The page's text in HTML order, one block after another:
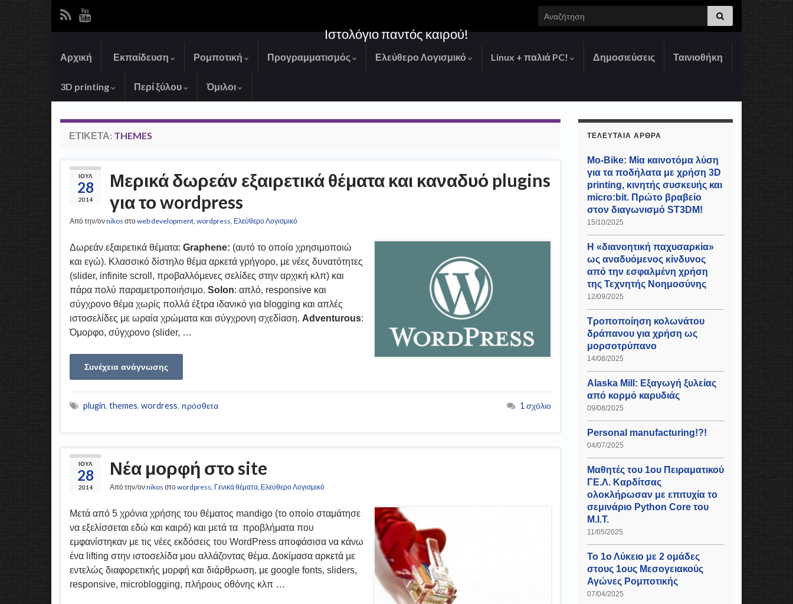
Search for:
Ιστολόγιο παντός καιρού!
Αρχική Εκπαίδευση Ρομποτική Προγραμματισμός Ελεύθερο Λογισμικό Linux + παλιά PC! Δημοσιεύσεις Ταινιοθήκη
3D printing Περί ξύλου Όμιλοι
ΕΤΙΚΈΤΑ: THEMES
ΙΟΎΛ
28
2014
Μερικά δωρεάν εξαιρετικά θέματα και καναδυό plugins
για το wordpress
Από την/ονnikos στοweb development, wordpress, Ελεύθερο Λογισμικό
Δωρεάν εξαιρετικά θέματα: Graphene: (αυτό το οποίο χρησιμοποιώ
και εγώ). Κλασσικό δίστηλο θέμα αρκετά γρήγορο, με νέες δυνατότητες
(slider, infinite scroll, προβαλλόμενες σελίδες στην αρχική κλπ) και
πάρα πολύ παραμετροποιήσιμο. Solon: απλό, responsive και
σύγχρονο θέμα χωρίς πολλά έξτρα ιδανικό για blogging και απλές
ιστοσελίδες με ωραία χρώματα και σύγχρονη σχεδίαση. Adventurous:
Όμορφο, σύγχρονο (slider, …
Συνέχεια ανάγνωσης
plugin, themes, wordress, πρόσθετα 1 σχόλιο
ΙΟΎΛ
28
2014
Νέα μορφή στο site
Από την/ονnikos στοwordpress Γενικά θέματα Ελεύθερο Λογισμικό
Μετά από 5 χρόνια χρήσης του θέματος mandigo (το οποίο σταμάτησε
να εξελίσσεται εδώ και καιρό) και μετά τα προβλήματα που
εμφανίστηκαν με τις νέες εκδόσεις του WordPress αποφάσισα να κάνω
ένα lifting στην ιστοσελίδα μου αλλάζοντας θέμα. Δοκίμασα αρκετά με
εντελώς διαφορετικής μορφή και διάρθρωση, με google fonts, sliders,
responsive, microblogging, πλήρους οθόνης κλπ …
ΤΕΛΕΥΤΑΊΑ ΆΡΘΡΑ
Mo-Bike: Μία καινοτόμα λύση
για τα ποδήλατα με χρήση 3D
printing, κινητής συσκευής και
micro:bit. Πρώτο βραβείο
στον διαγωνισμό ST3DM!
15/10/2025
Η «διανοητική παχυσαρκία»
ως αναδυόμενος κίνδυνος
από την εσφαλμένη χρήση
της Τεχνητής Νοημοσύνης
12/09/2025
Τροποποίηση κολωνάτου
δράπανου για χρήση ως
μορσοτρύπανο
14/08/2025
Alaska Mill: Εξαγωγή ξυλείας
από κορμό καρυδιάς
09/08/2025
Personal manufacturing!?!
04/07/2025
Μαθητές του 1ου Πειραματικού
ΓΕ.Λ. Καρδίτσας
ολοκλήρωσαν με επιτυχία το
σεμινάριο Python Core του
Μ.Ι.Τ.
11/05/2025
Το 1ο Λύκειο με 2 ομάδες
στους 1ους Μεσογειακούς
Αγώνες Ρομποτικής
07/04/2025